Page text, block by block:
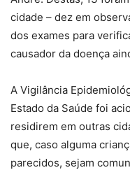
cidade – dez em
dos exames para
causador da doença
A Vigilância
Estado da Saúde foi
residirem em outras
que, caso alguma
parecidos, sejam